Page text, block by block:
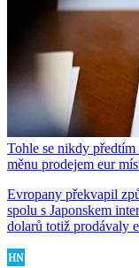
Tohle se nikdy
měnu prodejem eur
Evropany překvapil
spolu s Japonskem
dolarů totiž prodávaly